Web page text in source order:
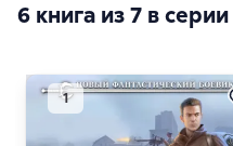
6 книга из 7 в серии